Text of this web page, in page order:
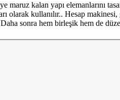
maruz kalan yapı elemanlarını
olarak kullanılır.. Hesap
sonra hem birleşik hem de